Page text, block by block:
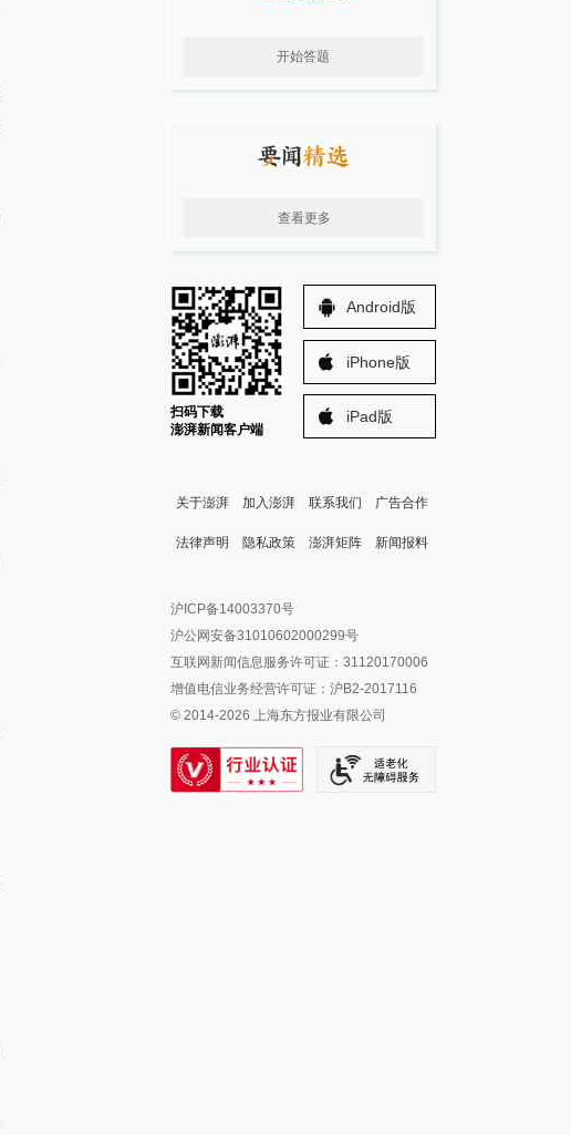
开始答题
查看更多
扫码下载
澎湃新闻客户端
Android版
iPhone版
iPad版
关于澎湃 加入澎湃 联系我们 广告合作
法律声明 隐私政策 澎湃矩阵
澎湃新闻公众号
澎湃新闻抖音号
派生万物开放平台
IP SHANGHAI
SIXTH TONE
新闻报料
报料邮箱: news@thepaper.cn
沪ICP备14003370号
沪公网安备31010602000299号
互联网新闻信息服务许可证：31120170006
增值电信业务经营许可证：沪B2-2017116
© 2014-2026 上海东方报业有限公司